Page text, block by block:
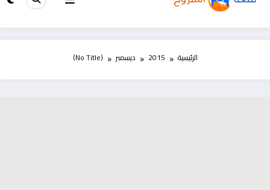
الرئيسية 2015 ديسمبر (No Title)